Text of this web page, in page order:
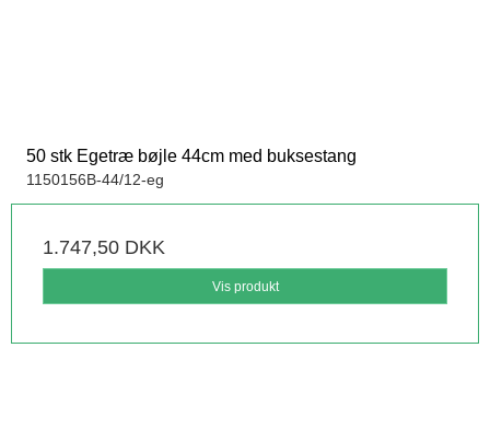
50 stk Egetræ bøjle 44cm med buksestang
1150156B-44/12-eg
1.747,50 DKK
Vis produkt